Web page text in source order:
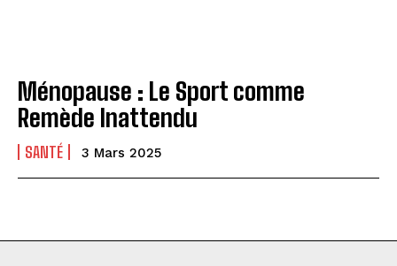
Ménopause : Le Sport comme
Remède Inattendu
SANTÉ 3 Mars 2025